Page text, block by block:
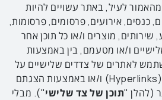
לעיל, באתר עשויים להיות
כנסים, אירועים, פרסומים, פרסומות,
שירותים, מוצרים ו/או כל תוכן אחר
ו/או מטעמם, בין באמצעות
לאתרים של צדדים שלישיים על
ידי קישורים (Hyperlinks) ו/או באמצעות הצגתם
(להלן "תוכן של צד שלישי"). מבלי